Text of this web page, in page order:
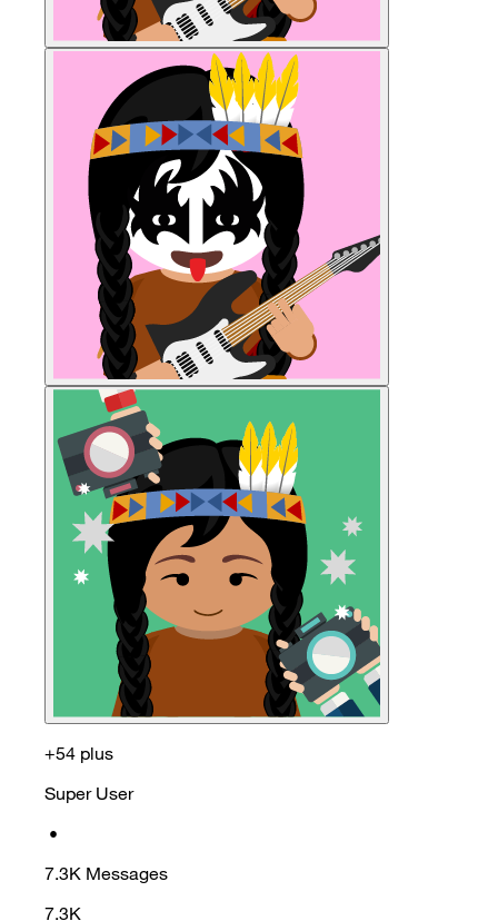
+54 plus
Super User
•
7.3K Messages
7.3K